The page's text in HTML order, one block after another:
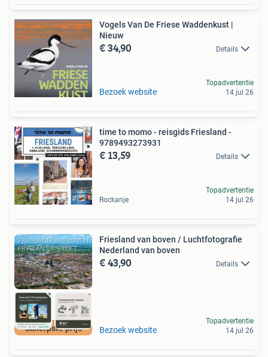
Vogels Van De Friese Waddenkust |
Nieuw
€ 34,90 Details
Bezoek website
Topadvertentie
14 jul 26
time to momo - reisgids Friesland -
9789493273931
€ 13,59 Details
Rockanje
Topadvertentie
14 jul 26
Scherpste prijs
Friesland van boven / Luchtfotografie
Nederland van boven
€ 43,90 Details
Bezoek website
Topadvertentie
14 jul 26